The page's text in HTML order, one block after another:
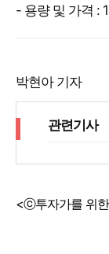
- 용량 및 가격 :
박현아 기자
관련기사
<ⓒ투자가를 위